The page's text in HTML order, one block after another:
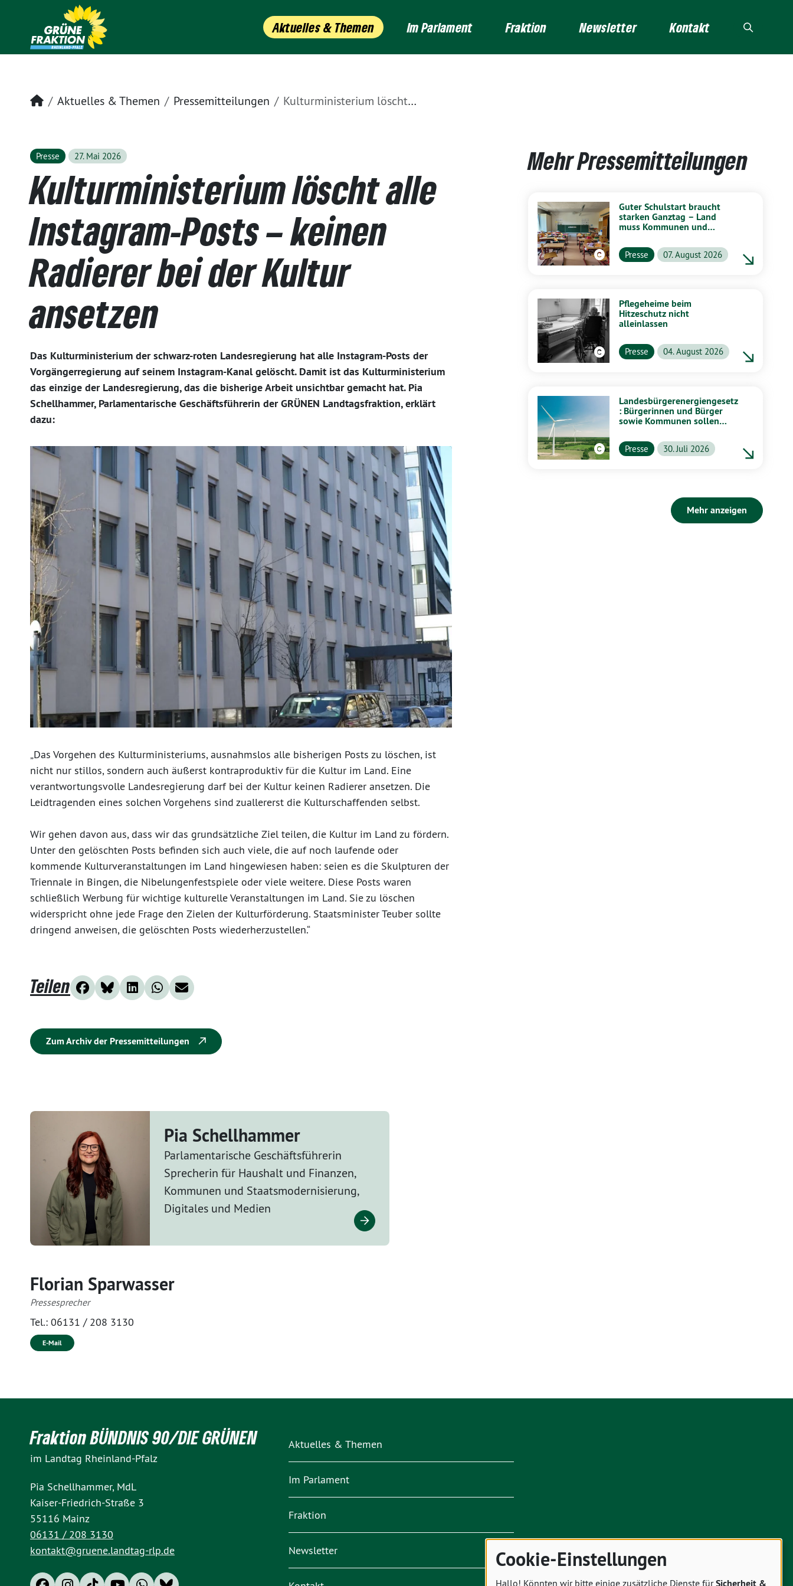
Aktuelles & Themen Im Parlament Fraktion Newsletter Kontakt
Startseite
Aktuelles & Themen Pressemitteilungen Kulturministerium löscht alle Instagram-Posts – keinen Radierer bei der Kultur ansetzen
Presse 27. Mai 2026
Kulturministerium löscht alle
Instagram-Posts – keinen
Radierer bei der Kultur
ansetzen
Das Kulturministerium der schwarz-roten Landesregierung hat alle Instagram-Posts der
Vorgängerregierung auf seinem Instagram-Kanal gelöscht. Damit ist das Kulturministerium
das einzige der Landesregierung, das die bisherige Arbeit unsichtbar gemacht hat. Pia
Schellhammer, Parlamentarische Geschäftsführerin der GRÜNEN Landtagsfraktion, erklärt
dazu:
„Das Vorgehen des Kulturministeriums, ausnahmslos alle bisherigen Posts zu löschen, ist
nicht nur stillos, sondern auch äußerst kontraproduktiv für die Kultur im Land. Eine
verantwortungsvolle Landesregierung darf bei der Kultur keinen Radierer ansetzen. Die
Leidtragenden eines solchen Vorgehens sind zuallererst die Kulturschaffenden selbst.
Wir gehen davon aus, dass wir das grundsätzliche Ziel teilen, die Kultur im Land zu fördern.
Unter den gelöschten Posts befinden sich auch viele, die auf noch laufende oder
kommende Kulturveranstaltungen im Land hingewiesen haben: seien es die Skulpturen der
Triennale in Bingen, die Nibelungenfestspiele oder viele weitere. Diese Posts waren
schließlich Werbung für wichtige kulturelle Veranstaltungen im Land. Sie zu löschen
widerspricht ohne jede Frage den Zielen der Kulturförderung. Staatsminister Teuber sollte
dringend anweisen, die gelöschten Posts wiederherzustellen.“
Teilen
Zum Archiv der Pressemitteilungen
Mehr Pressemitteilungen
Guter Schulstart braucht
starken Ganztag – Land
muss Kommunen und
Presse 07. August 2026
Pflegeheime beim
Hitzeschutz nicht
alleinlassen
Presse 04. August 2026
Landesbürgerenergiengesetz
: Bürgerinnen und Bürger
sowie Kommunen sollen
profitieren
Presse 30. Juli 2026
Mehr anzeigen
Pia Schellhammer
Parlamentarische Geschäftsführerin
Sprecherin für Haushalt und Finanzen,
Kommunen und Staatsmodernisierung,
Digitales und Medien
Florian Sparwasser
Pressesprecher
Tel.: 06131 / 208 3130
E-Mail
Fraktion BÜNDNIS 90/DIE GRÜNEN
im Landtag Rheinland-Pfalz
Pia Schellhammer, MdL
Kaiser-Friedrich-Straße 3
55116 Mainz
06131 / 208 3130
kontakt@gruene.landtag-rlp.de
Aktuelles & Themen
Im Parlament
Fraktion
Newsletter Cookie-Einstellungen
Hallo! Könnten wir bitte einige zusätzliche Dienste fürSicherheit &